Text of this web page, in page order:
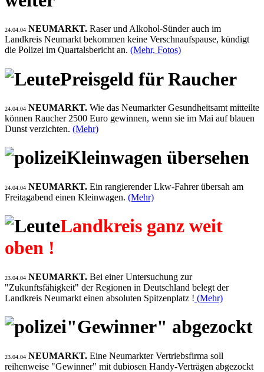
24.04.04 NEUMARKT. Raser und Alkohol-Sünder auch im
Landkreis Neumarkt bekommen keine Verschnaufspause, kündigt
die Polizei im Quartalsbericht an. (Mehr, Fotos)
Preisgeld für Raucher
24.04.04 NEUMARKT. Wie das Neumarkter Gesundheitsamt mitteilte
können Raucher 2500 Euro gewinnen, wenn sie im Mai auf blauen
Dunst verzichten. (Mehr)
Kleinwagen übersehen
24.04.04 NEUMARKT. Ein rangierender Lkw-Fahrer übersah am
Freitagabend einen Kleinwagen. (Mehr)
Landkreis ganz weit
oben !
23.04.04 NEUMARKT. Bei einer Untersuchung zur
"Zukunftsfähigkeit" der Regionen in Deutschland belegt der
Landkreis Neumarkt einen absoluten Spitzenplatz ! (Mehr)
"Gewinner" abgezockt
23.04.04 NEUMARKT. Eine Neumarkter Vertriebsfirma soll
reihenweise "Gewinner" mit dubiosen Handy-Verträgen abgezockt